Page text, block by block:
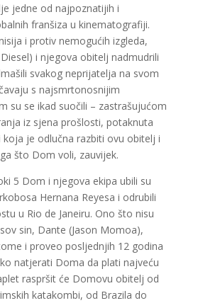
jedne od najpoznatijih i
franšiza u kinematografiji.
i protiv nemogućih izgleda,
i njegova obitelj nadmudrili
svakog neprijatelja na svom
s najsmrtonosnijim
su se ikad suočili – zastrašujućom
iz sjena prošlosti, potaknuta
je odlučna razbiti ovu obitelj i
što Dom voli, zauvijek.
5 Dom i njegova ekipa ubili su
Hernana Reyesa i odrubili
u Rio de Janeiru. Ono što nisu
sin, Dante (Jason Momoa),
i proveo posljednjih 12 godina
natjerati Doma da plati najveću
raspršit će Domovu obitelj od
katakombi, od Brazila do